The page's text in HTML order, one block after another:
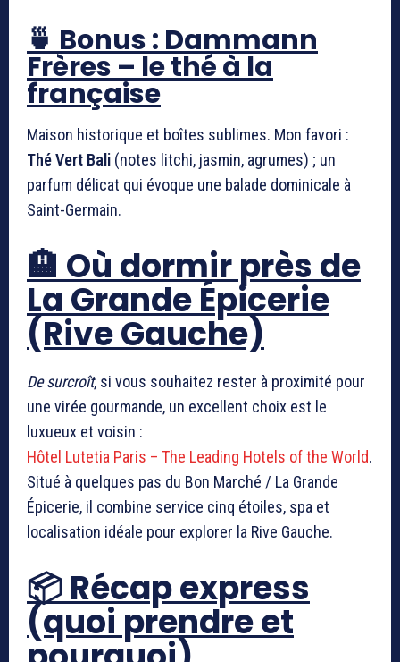
🍵 Bonus : Dammann
Frères – le thé à la
française
Maison historique et boîtes sublimes. Mon favori :
Thé Vert Bali (notes litchi, jasmin, agrumes) ; un
parfum délicat qui évoque une balade dominicale à
Saint-Germain.
🏨 Où dormir près de
La Grande Épicerie
(Rive Gauche)
De surcroît, si vous souhaitez rester à proximité pour
une virée gourmande, un excellent choix est le
luxueux et voisin :
Hôtel Lutetia Paris – The Leading Hotels of the World.
Situé à quelques pas du Bon Marché / La Grande
Épicerie, il combine service cinq étoiles, spa et
localisation idéale pour explorer la Rive Gauche.
📦 Récap express
(quoi prendre et